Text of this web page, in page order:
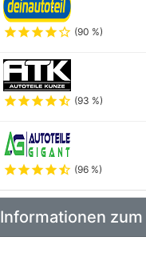
starstarstarstarstar_outline (90 %)
starstarstarstarstar_half (93 %)
starstarstarstarstar_half (96 %)
Informationen